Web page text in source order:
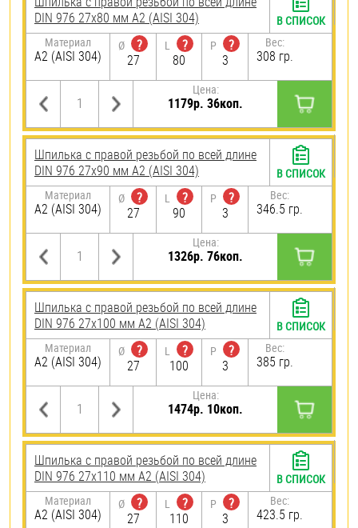
DIN 976 27х80 мм А2 (AISI 304)
Материал
А2 (AISI 304)
Ø
?
27
L
?
80
P
?
3
Вес:
308 гр.
Цена:
1179р. 36коп.
В СПИСОК
Шпилька с правой резьбой по всей длине
DIN 976 27х90 мм А2 (AISI 304)
Материал
А2 (AISI 304)
Ø
?
27
L
?
90
P
?
3
Вес:
346.5 гр.
Цена:
1326р. 76коп.
В СПИСОК
Шпилька с правой резьбой по всей длине
DIN 976 27х100 мм А2 (AISI 304)
Материал
А2 (AISI 304)
Ø
?
27
L
?
100
P
?
3
Вес:
385 гр.
Цена:
1474р. 10коп.
В СПИСОК
Шпилька с правой резьбой по всей длине
DIN 976 27х110 мм А2 (AISI 304)
Материал
А2 (AISI 304)
Ø
?
27
L
?
110
P
?
3
Вес:
423.5 гр.
В СПИСОК